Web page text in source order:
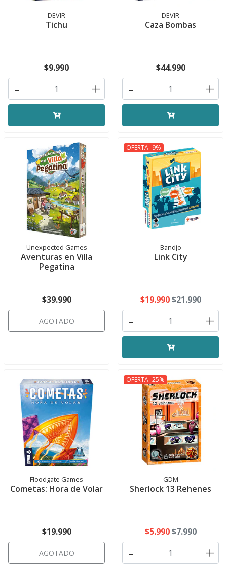
DEVIR
Tichu
$9.990
+
-
DEVIR
Caza Bombas
$44.990
+
-
Unexpected Games
Aventuras en Villa
Pegatina
$39.990
AGOTADO
OFERTA -9%
Bandjo
Link City
$19.990$21.990
+
-
Floodgate Games
Cometas: Hora de Volar
$19.990
AGOTADO
OFERTA -25%
GDM
Sherlock 13 Rehenes
$5.990$7.990
+
-